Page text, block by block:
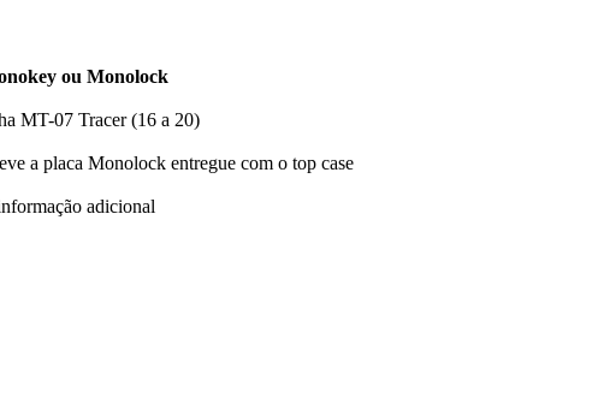
ou Monolock
MT-07 Tracer (16 a 20)
a placa Monolock entregue com o top case
adicional